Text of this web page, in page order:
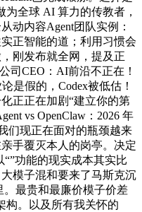
全球 AI 算力的传教者，
动内容Agent团队实例：
正智能的道；利用习惯会
刚发布就全网，提及正
司CEO：AI前沿不正在！
是假的，Codex被低估！
正正在加剧“建立你的第
vs OpenClaw：2026 年
们现正在面对的瓶颈越来
手覆灭本人的岗亭。决定
功能的现实成本其实比
模子混和要来了马斯克沉
。最贵和最廉价模子价差
构。以及所有我关怀的